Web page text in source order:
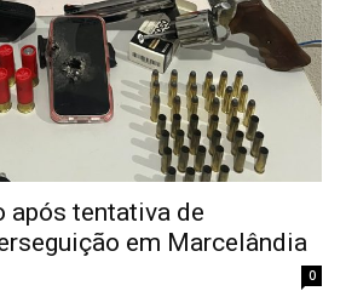
após tentativa de
em Marcelândia
0